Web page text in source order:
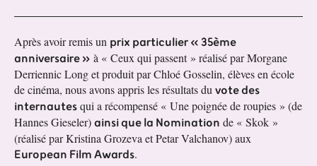
Après avoir remis un prix particulier « 35ème
anniversaire » à « Ceux qui passent » réalisé par Morgane
Derriennic Long et produit par Chloé Gosselin, élèves en école
de cinéma, nous avons appris les résultats duvote des
internautesqui a récompensé « Une poignée de roupies » (de
Hannes Gieseler)ainsi que la Nomination de « Skok »
(réalisé par Kristina Grozeva et Petar Valchanov) aux
European Film Awards.